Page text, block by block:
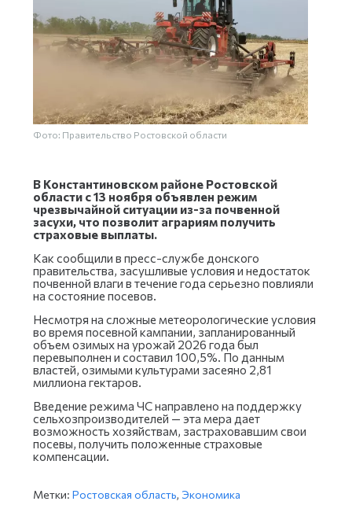
Фото: Правительство Ростовской области
В Константиновском районе Ростовской
области с 13 ноября объявлен режим
чрезвычайной ситуации из-за почвенной
засухи, что позволит аграриям получить
страховые выплаты.
Как сообщили в пресс-службе донского
правительства, засушливые условия и недостаток
почвенной влаги в течение года серьезно повлияли
на состояние посевов.
Несмотря на сложные метеорологические условия
во время посевной кампании, запланированный
объем озимых на урожай 2026 года был
перевыполнен и составил 100,5%. По данным
властей, озимыми культурами засеяно 2,81
миллиона гектаров.
Введение режима ЧС направлено на поддержку
сельхозпроизводителей — эта мера дает
возможность хозяйствам, застраховавшим свои
посевы, получить положенные страховые
компенсации.
Метки: Ростовская область, Экономика